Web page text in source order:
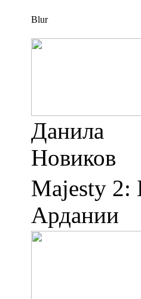
Blur
Данила
Новиков
Majesty 2:
Ардании